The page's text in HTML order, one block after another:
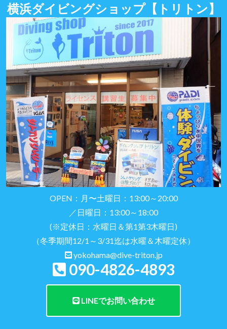
横浜ダイビングショップ【トリトン】
OPEN：月〜土曜日：13:00～20:00
／日曜日：13:00～18:00
(※定休日：水曜日＆第1第3木曜日)
（冬季期間12/1～3/31迄は水曜＆木曜定休）
yokohama@dive-triton.jp
090-4826-4893
LINEでお問い合わせ